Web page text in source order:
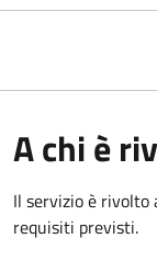
A chi è
Il servizio è
requisiti previsti.